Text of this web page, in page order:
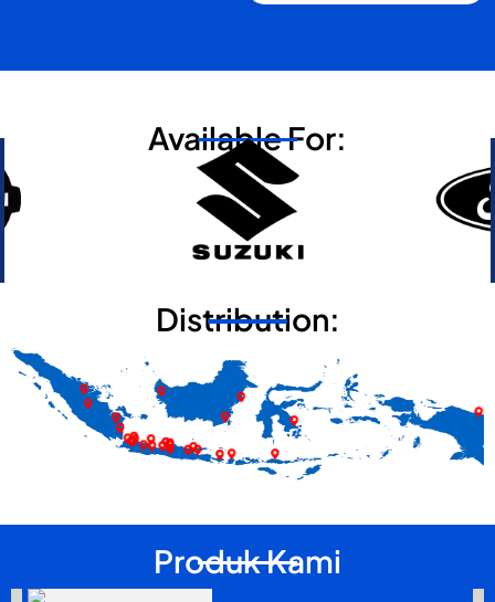
Available For:
Distribution:
Produk Kami